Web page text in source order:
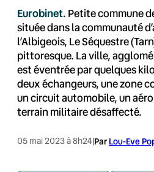
Eurobinet. Petite commune
située dans la communauté
l’Albigeois, Le Séquestre
pittoresque. La ville,
est éventrée par quelques
deux échangeurs, une zone
un circuit automobile, un
terrain militaire désaffecté.
05 mai 2023 à 8h24|Par Lou-Eve